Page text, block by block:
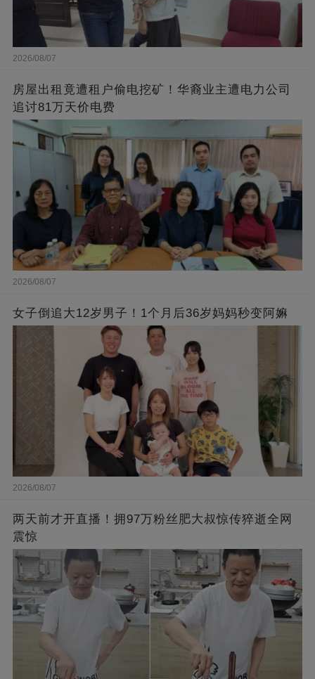
2026/08/07
房屋出租竟遭租户偷电挖矿！华裔业主遭电力公司
追讨81万天价电费
2026/08/07
女子倒追大12岁男子！1个月后36岁妈妈秒变阿嫲
2026/08/07
两天前才开直播！拥97万粉丝肥大叔惊传猝逝全网
震惊